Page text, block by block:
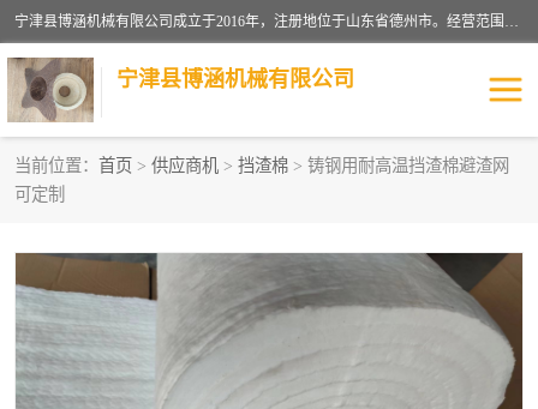
宁津县博涵机械有限公司成立于2016年，注册地位于山东省德州市。经营范围包括：机械设备研发、生产及销售，铸造用造型材料生产、销售，玻璃纤维及制品制造、销售，汽车零配件零售，机械零件、零部件加工，机械零件、零部件销售等；主要产品有：纤维过滤网,陶瓷过滤器,泡沫陶瓷过滤器,耐高温纤维过滤器,铸铁过滤器,铸铜过滤网,铸铝过滤网,铝轮毂过滤网,高效过滤网,高效陶瓷过滤网,高效纤维过滤网。
宁津县博涵机械有限公司
当前位置： 首页 > 供应商机 > 挡渣棉 > 铸钢用耐高温挡渣棉避渣网
可定制
过滤网
纤维网 挡渣棉
挡渣网